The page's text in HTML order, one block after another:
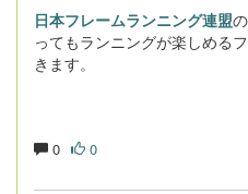
日本フレームランニング連盟
ってもランニングが楽しめる
きます。
0 0